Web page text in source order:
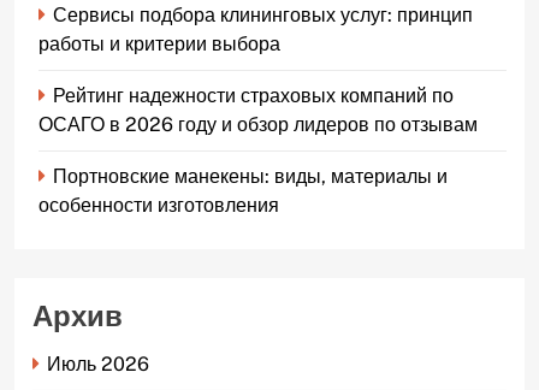
Сервисы подбора клининговых услуг: принцип
работы и критерии выбора
Рейтинг надежности страховых компаний по
ОСАГО в 2026 году и обзор лидеров по отзывам
Портновские манекены: виды, материалы и
особенности изготовления
Архив
Июль 2026